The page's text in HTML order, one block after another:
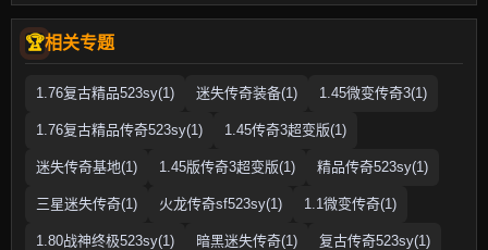
相关专题
1.76复古精品523sy(1) 迷失传奇装备(1) 1.45微变传奇3(1)
1.76复古精品传奇523sy(1) 1.45传奇3超变版(1)
迷失传奇基地(1) 1.45版传奇3超变版(1) 精品传奇523sy(1)
三星迷失传奇(1) 火龙传奇sf523sy(1) 1.1微变传奇(1)
1.80战神终极523sy(1) 暗黑迷失传奇(1) 复古传奇523sy(1)